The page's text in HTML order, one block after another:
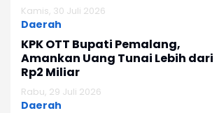
Kamis, 30 Juli 2026
Daerah
KPK OTT Bupati Pemalang,
Amankan Uang Tunai Lebih dari
Rp2 Miliar
Rabu, 29 Juli 2026
Daerah